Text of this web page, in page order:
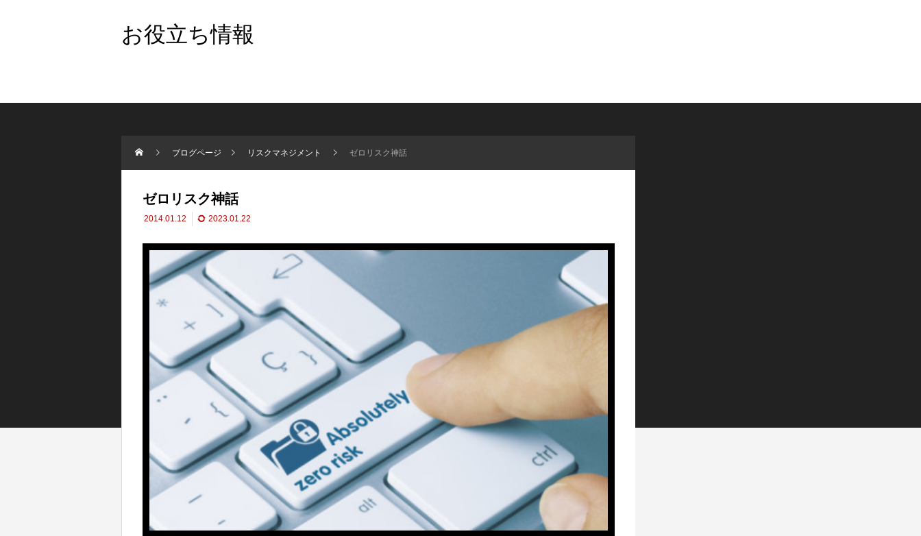
お役立ち情報
ブログページ リスクマネジメント ゼロリスク神話
ゼロリスク神話
2014.01.12 2023.01.22